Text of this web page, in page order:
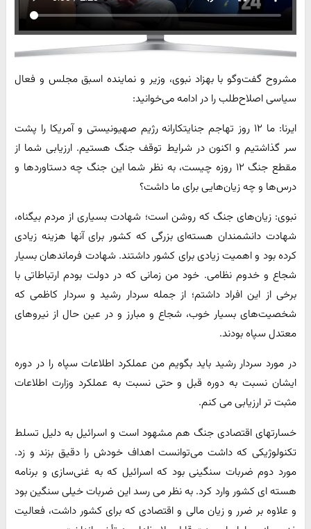
مشروح گفت‌وگو با بهزاد نبوی، وزیر و نماینده اسبق مجلس و فعال
سیاسی اصلاح‌طلب را در ادامه می‌خوانید:
ایرنا: ما ۱۲ روز تهاجم جنایتکارانه رژیم صهیونیستی و آمریکا را پشت
سر گذاشتیم و اکنون در شرایط توقف جنگ هستیم. ارزیابی شما از
مقطع جنگ ۱۲ روزه چیست، به نظر شما این جنگ چه دستاوردها و
درس‌ها و چه زیان‌هایی برای ما داشت؟
نبوی: زیان‌های جنگ که روشن است؛ شهادت بسیاری از مردم بیگناه،
شهادت دانشمندان هسته‌ای بزرگی که کشور برای آنها هزینه زیادی
کرده بود و اهمیت زیادی برای کشور داشتند. شهادت فرماندهان بسیار
شجاع و خدوم نظامی. خود من زمانی که در دولت بودم ارتباطاتی با
برخی از این افراد داشتم؛ از جمله سردار رشید و سردار کاظمی که
شخصیت‌های بسیار خوب، شجاع و مبارز و در عین حال از نیروهای
معتدل سپاه بودند.
در مورد سردار رشید باید بگویم من عملکرد اطلاعات سپاه را در دوره
ایشان نسبت به دوره قبل و حتی نسبت به عملکرد وزارت اطلاعات
مثبت تر ارزیابی می کنم.
خسارتهای اقتصادی جنگ هم مشهود است و اسرائیل به دلیل تسلط
تکنولوژیکی که داشت می‌توانست اهداف خودش را دقیق بزند و زد.
مورد دوم ضربات سنگینی بود که اسرائیل که به غنی‌سازی و برنامه
هسته ای کشور وارد کرد. به نظر می رسد این ضربات خیلی سنگین بود
و علاوه بر ضرر و زیان مالی و اقتصادی که برای کشور داشت، فعالیت